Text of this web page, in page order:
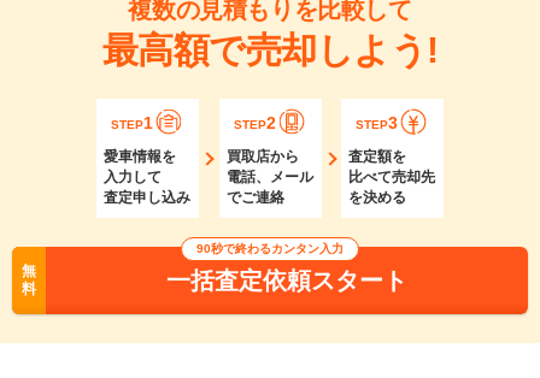
複数の見積もりを比較して
最高額で売却しよう!
STEP1
愛車情報を
入力して
査定申し込み
STEP2
買取店から
電話、メール
でご連絡
STEP3
査定額を
比べて売却先
を決める
無
料
90秒で終わるカンタン入力
一括査定依頼スタート